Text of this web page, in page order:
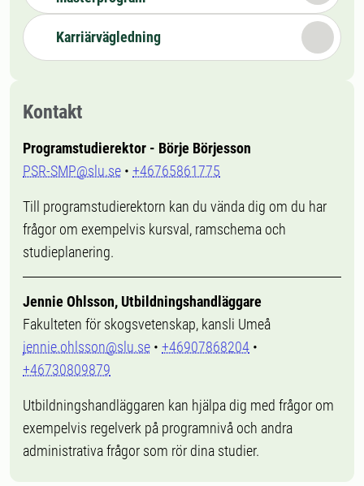
Karriärvägledning
Kontakt
Programstudierektor - Börje Börjesson
PSR-SMP@slu.se • +46765861775
Till programstudierektorn kan du vända dig om du har
frågor om exempelvis kursval, ramschema och
studieplanering.
Jennie Ohlsson, Utbildningshandläggare
Fakulteten för skogsvetenskap, kansli Umeå
jennie.ohlsson@slu.se • +46907868204 •
+46730809879
Utbildningshandläggaren kan hjälpa dig med frågor om
exempelvis regelverk på programnivå och andra
administrativa frågor som rör dina studier.